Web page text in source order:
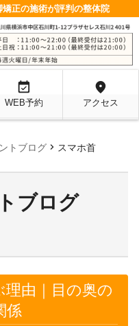
正の施術が評判の整体院
event_available
WEB予約
location_on
アクセス
トブログ chevron_right スマホ首
ブログ
理由｜目の奥の
係